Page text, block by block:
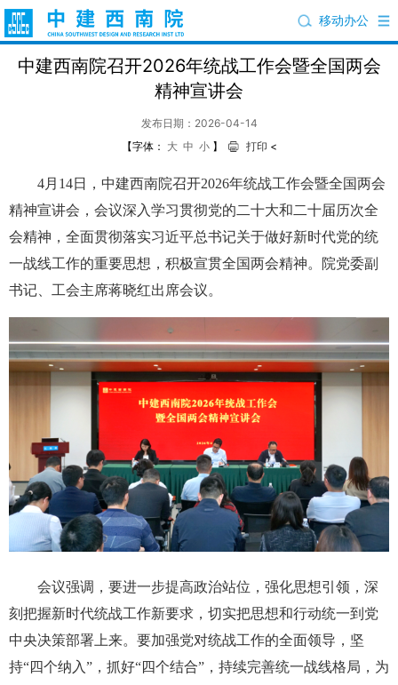
移动办公
中建西南院召开2026年统战工作会暨全国两会
精神宣讲会
发布日期：2026-04-14
【字体： 大 中 小 】 打印 <
4月14日，中建西南院召开2026年统战工作会暨全国两会
精神宣讲会，会议深入学习贯彻党的二十大和二十届历次全
会精神，全面贯彻落实习近平总书记关于做好新时代党的统
一战线工作的重要思想，积极宣贯全国两会精神。院党委副
书记、工会主席蒋晓红出席会议。
会议强调，要进一步提高政治站位，强化思想引领，深
刻把握新时代统战工作新要求，切实把思想和行动统一到党
中央决策部署上来。要加强党对统战工作的全面领导，坚
持“四个纳入”，抓好“四个结合”，持续完善统一战线格局，为